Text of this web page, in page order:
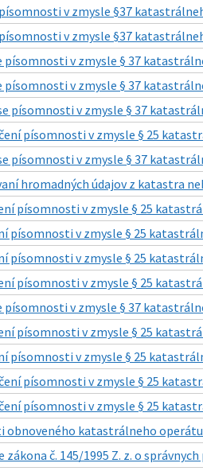
v zmysle §37
v zmysle §37
písomnosti v zmysle § 37
písomnosti v zmysle § 37
písomnosti v zmysle § 37
písomnosti v zmysle § 25
písomnosti v zmysle § 37
hromadných údajov z katastra
písomnosti v zmysle § 25
písomnosti v zmysle § 25
písomnosti v zmysle § 25
písomnosti v zmysle § 25
písomnosti v zmysle § 37
písomnosti v zmysle § 25
písomnosti v zmysle § 25
písomnosti v zmysle § 25
písomnosti v zmysle § 25
obnoveného katastrálneho
zákona č. 145/1995 Z. z. o